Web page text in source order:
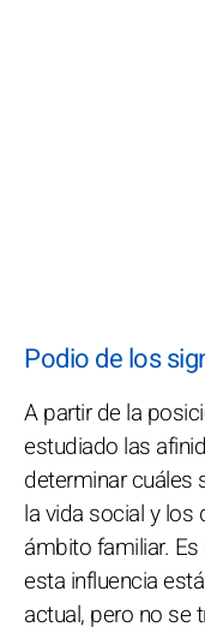
Podio de los
A partir de la
estudiado las
determinar cuáles
la vida social y los
ámbito familiar.
esta influencia
actual, pero no se